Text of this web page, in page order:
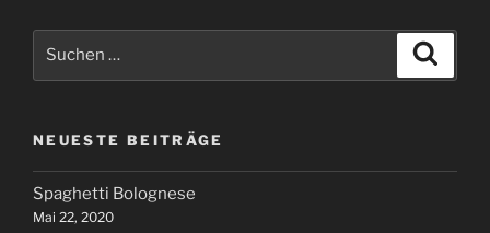
NEUESTE BEITRÄGE
Spaghetti Bolognese
Mai 22, 2020